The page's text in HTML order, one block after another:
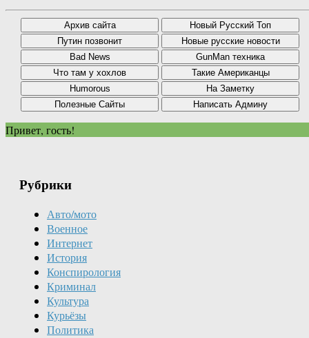
Привет, гость!
Рубрики
Авто/мото
Военное
Интернет
История
Конспирология
Криминал
Культура
Курьёзы
Политика